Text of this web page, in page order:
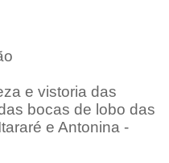
e vistoria das
bocas de lobo das
e Antonina -